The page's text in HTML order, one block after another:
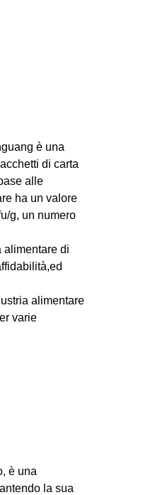
è una
di carta
alle
ha un valore
g, un numero
alimentare di
alimentare
varie
è una
la sua